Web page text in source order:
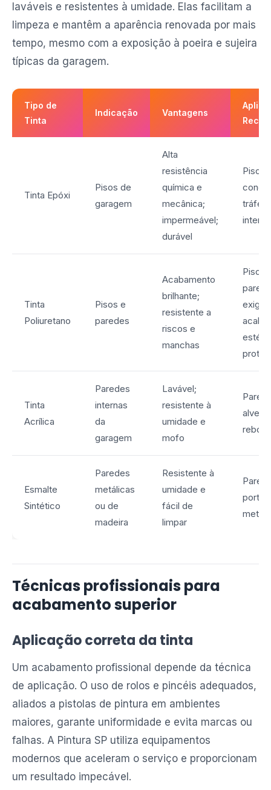
laváveis e resistentes à umidade. Elas facilitam a
limpeza e mantêm a aparência renovada por mais
tempo, mesmo com a exposição à poeira e sujeira
típicas da garagem.
Tipo de
Tinta
Indicação Vantagens
Tinta Epóxi
Pisos de
garagem
Alta
resistência
química e
mecânica;
impermeável;
durável
Pisos
Tinta
Poliuretano
Pisos e
paredes
Acabamento
brilhante;
resistente a
riscos e
manchas
Pisos
Tinta
Acrílica
Paredes
internas
da
garagem
Lavável;
resistente à
umidade e
mofo
Esmalte
Sintético
Paredes
metálicas
ou de
madeira
Resistente à
umidade e
fácil de
limpar
Técnicas profissionais para
acabamento superior
Aplicação correta da tinta
Um acabamento profissional depende da técnica
de aplicação. O uso de rolos e pincéis adequados,
aliados a pistolas de pintura em ambientes
maiores, garante uniformidade e evita marcas ou
falhas. A Pintura SP utiliza equipamentos
modernos que aceleram o serviço e proporcionam
um resultado impecável.